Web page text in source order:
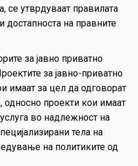
се утврдуваат правилата
достапноста на правните
за јавно приватно
за јавно-приватно
имаат за цел да одговорат
односно проекти кои имаат
во надлежност на
тела на
на политиките од